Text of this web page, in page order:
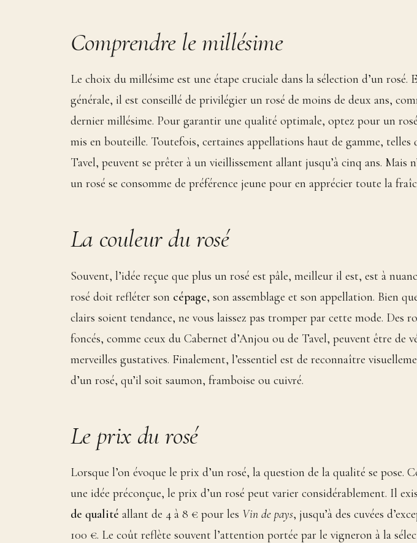
Comprendre le millésime
Le choix du millésime est une étape cruciale dans la sélection d’un rosé.
générale, il est conseillé de privilégier un rosé de moins de deux ans,
dernier millésime. Pour garantir une qualité optimale, optez pour un
mis en bouteille. Toutefois, certaines appellations haut de gamme, telles
Tavel, peuvent se prêter à un vieillissement allant jusqu’à cinq ans. Mais
un rosé se consomme de préférence jeune pour en apprécier toute la
La couleur du rosé
Souvent, l’idée reçue que plus un rosé est pâle, meilleur il est, est à
rosé doit refléter son cépage, son assemblage et son appellation. Bien
clairs soient tendance, ne vous laissez pas tromper par cette mode. Des
foncés, comme ceux du Cabernet d’Anjou ou de Tavel, peuvent être de
merveilles gustatives. Finalement, l’essentiel est de reconnaître
d’un rosé, qu’il soit saumon, framboise ou cuivré.
Le prix du rosé
Lorsque l’on évoque le prix d’un rosé, la question de la qualité se pose.
une idée préconçue, le prix d’un rosé peut varier considérablement. Il
de qualité allant de 4 à 8 € pour les Vin de pays, jusqu’à des cuvées
100 €. Le coût reflète souvent l’attention portée par le vigneron à la